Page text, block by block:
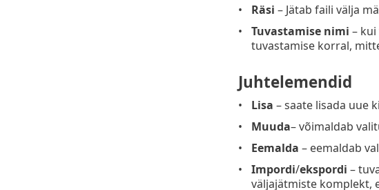
Räsi – Jätab faili välja
Tuvastamise nimi –
tuvastamise korral,
Juhtelemendid
Lisa – saate lisada uue
Muuda– võimaldab
Eemalda – eemaldab
Impordi/ekspordi –
väljajätmiste komplekt,